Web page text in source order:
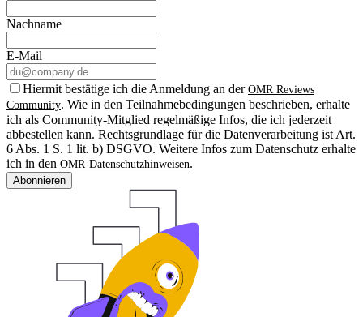
Nachname
E-Mail
Hiermit bestätige ich die Anmeldung an der OMR Reviews
Community. Wie in den Teilnahmebedingungen beschrieben, erhalte
ich als Community-Mitglied regelmäßige Infos, die ich jederzeit
abbestellen kann. Rechtsgrundlage für die Datenverarbeitung ist Art.
6 Abs. 1 S. 1 lit. b) DSGVO. Weitere Infos zum Datenschutz erhalte
ich in den OMR-Datenschutzhinweisen.
Abonnieren